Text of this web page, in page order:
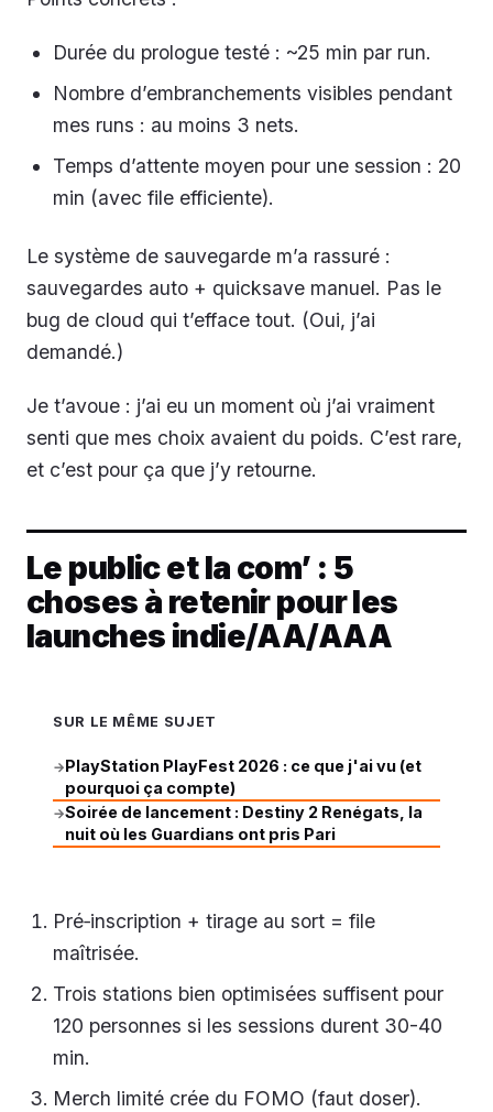
Durée du prologue testé : ~25 min par run.
Nombre d’embranchements visibles pendant
mes runs : au moins 3 nets.
Temps d’attente moyen pour une session : 20
min (avec file efficiente).
Le système de sauvegarde m’a rassuré :
sauvegardes auto + quicksave manuel. Pas le
bug de cloud qui t’efface tout. (Oui, j’ai
demandé.)
Je t’avoue : j’ai eu un moment où j’ai vraiment
senti que mes choix avaient du poids. C’est rare,
et c’est pour ça que j’y retourne.
Le public et la com’ : 5
choses à retenir pour les
launches indie/AA/AAA
SUR LE MÊME SUJET
→PlayStation PlayFest 2026 : ce que j'ai vu (et
pourquoi ça compte)
→Soirée de lancement : Destiny 2 Renégats, la
nuit où les Guardians ont pris Pari
Pré‑inscription + tirage au sort = file
maîtrisée.
Trois stations bien optimisées suffisent pour
120 personnes si les sessions durent 30-40
min.
Merch limité crée du FOMO (faut doser).